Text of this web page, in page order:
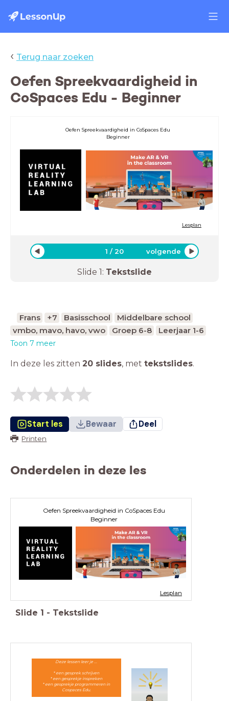
‹ Terug naar zoeken
Oefen Spreekvaardigheid in
CoSpaces Edu - Beginner
Oefen Spreekvaardigheid in CoSpaces Edu
Beginner
Lesplan
1 /20 volgende
Slide 1: Tekstslide
Frans +7 Basisschool
Middelbare school
vmbo, mavo, havo, vwo
Groep 6-8 Leerjaar 1-6
Toon 7 meer
In deze les zitten 20 slides, met tekstslides.
Start les Bewaar Deel
Printen
Onderdelen in deze les
Oefen Spreekvaardigheid in CoSpaces Edu
Beginner
Lesplan
Slide 1 - Tekstslide
Deze lessen leer je ...
* een gesprek schrijven
* een gesprekje inspreken
* een gesprekje programmeren in
Cospaces Edu.